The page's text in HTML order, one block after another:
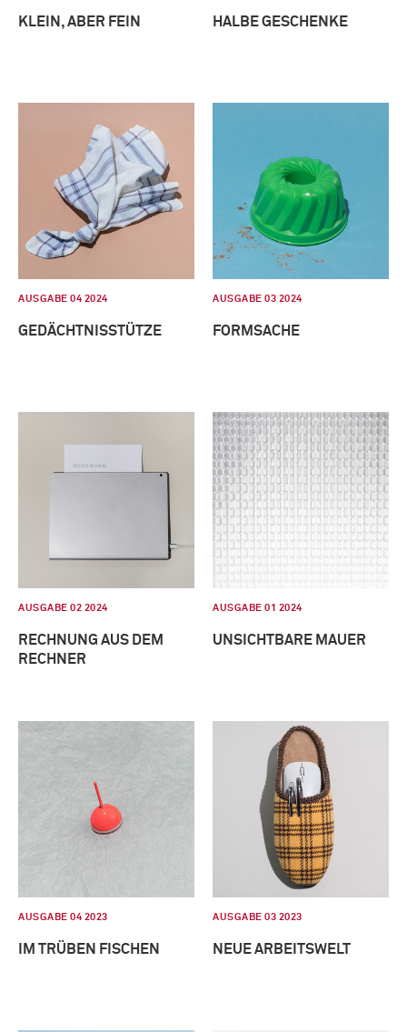
KLEIN, ABER FEIN HALBE GESCHENKE
AUSGABE 04 2024
GEDÄCHTNISSTÜTZE
AUSGABE 03 2024
FORMSACHE
AUSGABE 02 2024
RECHNUNG AUS DEM
RECHNER
AUSGABE 01 2024
UNSICHTBARE MAUER
AUSGABE 04 2023
IM TRÜBEN FISCHEN
AUSGABE 03 2023
NEUE ARBEITSWELT